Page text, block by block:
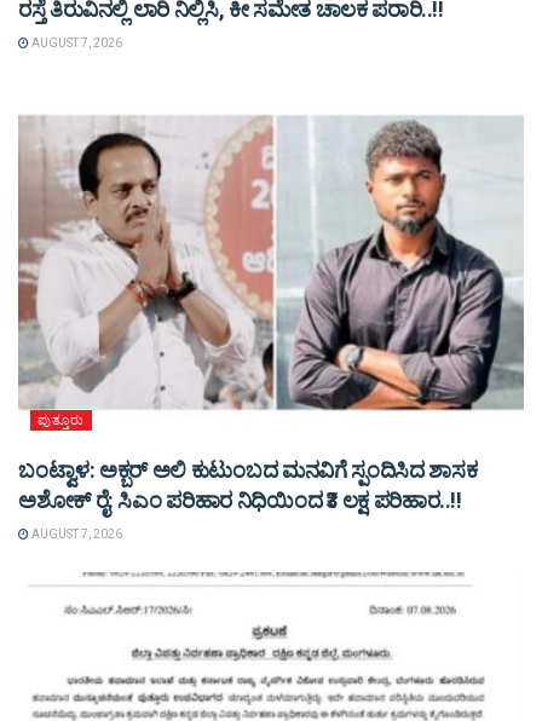
ರಸ್ತೆ ತಿರುವಿನಲ್ಲಿ ಲಾರಿ ನಿಲ್ಲಿಸಿ, ಕೀ ಸಮೇತ ಚಾಲಕ ಪರಾರಿ..!!
AUGUST 7, 2026
ಪುತ್ತೂರು
ಬಂಟ್ವಾಳ: ಅಕ್ಬರ್ ಅಲಿ ಕುಟುಂಬದ ಮನವಿಗೆ ಸ್ಪಂದಿಸಿದ ಶಾಸಕ
ಅಶೋಕ್ ರೈ: ಸಿಎಂ ಪರಿಹಾರ ನಿಧಿಯಿಂದ ₹3 ಲಕ್ಷ ಪರಿಹಾರ..!!
AUGUST 7, 2026